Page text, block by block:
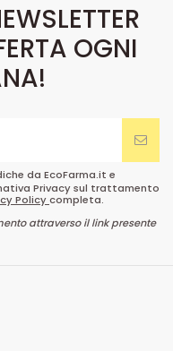
OGNI
da EcoFarma.it e
Privacy sul trattamento
Policycompleta.
attraverso il link presente